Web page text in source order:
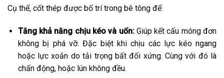
Cụ thể, cốt thép được bố trí trong bê tông để:
Tăng khả năng chịu kéo và uốn:Giúp kết cấu móng đơn
không bị phá vỡ. Đặc biệt khi chịu các lực kéo ngang
hoặc lực xoắn do tải trọng bất đối xứng. Cùng với đó là
chấn động, hoặc lún không đều.